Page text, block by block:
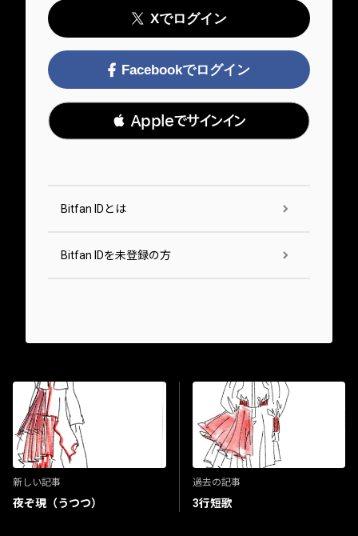
Xでログイン
Facebookでログイン
 Appleでサインイン
Bitfan IDとは
Bitfan IDを未登録の方
新しい記事
夜ぞ現（うつつ）
過去の記事
3行短歌